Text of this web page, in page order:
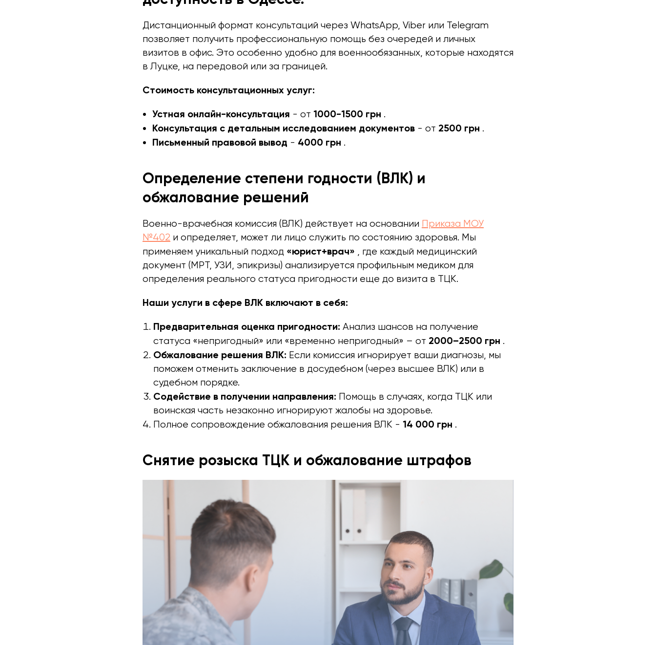
Дистанционный формат консультаций через WhatsApp, Viber или Telegram
позволяет получить профессиональную помощь без очередей и личных
визитов в офис. Это особенно удобно для военнообязанных, которые находятся
в Луцке, на передовой или за границей.
Стоимость консультационных услуг:
Устная онлайн-консультация - от 1000-1500 грн .
Консультация с детальным исследованием документов - от 2500 грн .
Письменный правовой вывод - 4000 грн .
Определение степени годности (ВЛК) и
обжалование решений
Военно-врачебная комиссия (ВЛК) действует на основании Приказа МОУ
№402 и определяет, может ли лицо служить по состоянию здоровья. Мы
применяем уникальный подход «юрист+врач» , где каждый медицинский
документ (МРТ, УЗИ, эпикризы) анализируется профильным медиком для
определения реального статуса пригодности еще до визита в ТЦК.
Наши услуги в сфере ВЛК включают в себя:
Предварительная оценка пригодности: Анализ шансов на получение
статуса «непригодный» или «временно непригодный» – от 2000–2500 грн .
Обжалование решения ВЛК: Если комиссия игнорирует ваши диагнозы, мы
поможем отменить заключение в досудебном (через высшее ВЛК) или в
судебном порядке.
Содействие в получении направления: Помощь в случаях, когда ТЦК или
воинская часть незаконно игнорируют жалобы на здоровье.
Полное сопровождение обжалования решения ВЛК - 14 000 грн .
Снятие розыска ТЦК и обжалование штрафов